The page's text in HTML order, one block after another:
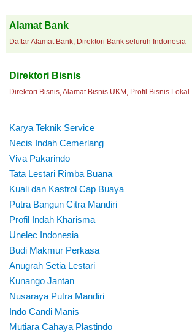
Alamat Bank
Daftar Alamat Bank, Direktori Bank seluruh Indonesia
Direktori Bisnis
Direktori Bisnis, Alamat Bisnis UKM, Profil Bisnis Lokal.
Karya Teknik Service
Necis Indah Cemerlang
Viva Pakarindo
Tata Lestari Rimba Buana
Kuali dan Kastrol Cap Buaya
Putra Bangun Citra Mandiri
Profil Indah Kharisma
Unelec Indonesia
Budi Makmur Perkasa
Anugrah Setia Lestari
Kunango Jantan
Nusaraya Putra Mandiri
Indo Candi Manis
Mutiara Cahaya Plastindo